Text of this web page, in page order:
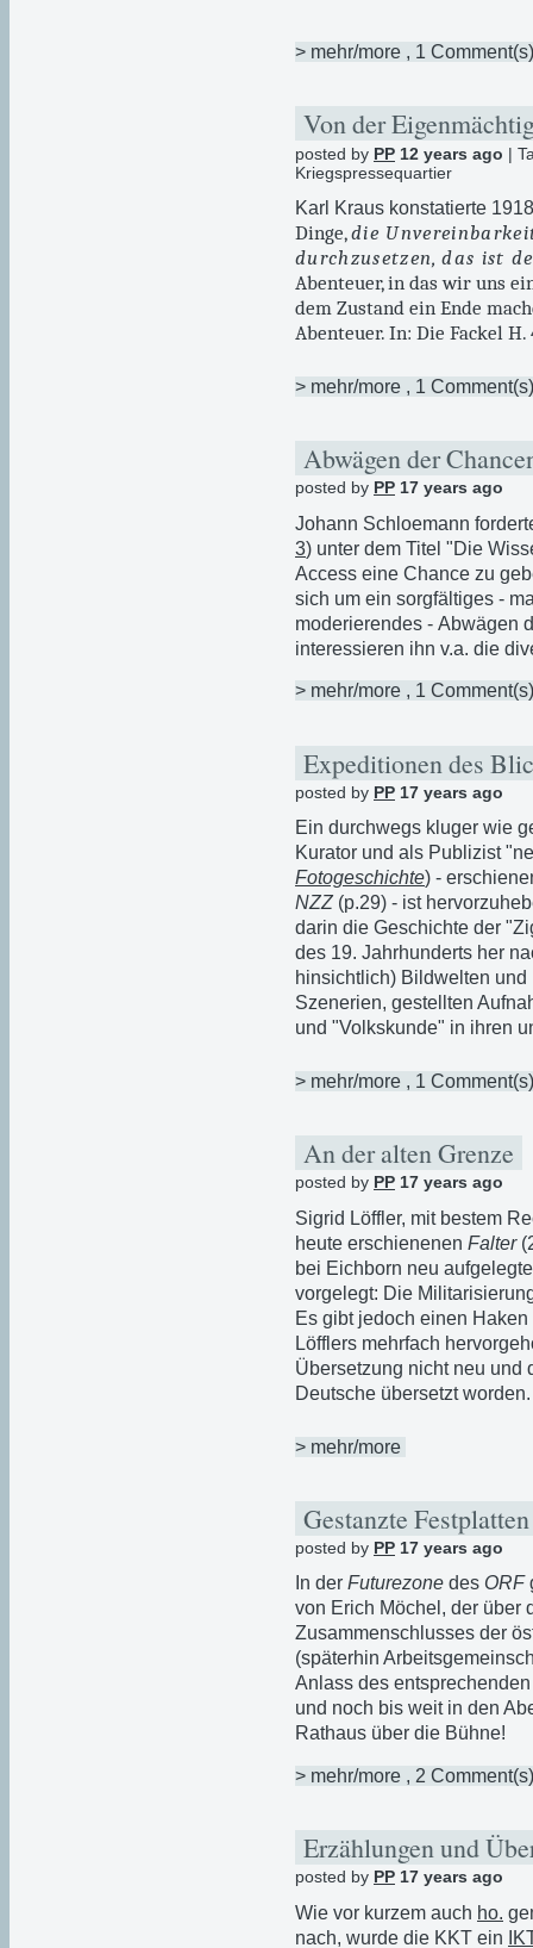
> mehr/more , 1 Comment(s)
Von der
posted by PP 12 years ago |
Kriegspressequartier
Karl Kraus konstatierte
Dinge,die
durchzusetzen,das ist
Abenteuer, in das wir uns
dem Zustand ein Ende
Abenteuer. In: Die Fackel H.
> mehr/more , 1 Comment(s)
Abwägen der
posted by PP 17 years ago
Johann Schloemann
3) unter dem Titel "Die
Access eine Chance zu
sich um ein sorgfältiges -
moderierendes - Abwägen
interessieren ihn v.a. die
> mehr/more , 1 Comment(s)
Expeditionen des
posted by PP 17 years ago
Ein durchwegs kluger wie
Kurator und als Publizist
Fotogeschichte) -
NZZ (p.29) - ist
darin die Geschichte der
des 19. Jahrhunderts her
hinsichtlich) Bildwelten
Szenerien, gestellten
und "Volkskunde" in ihren
> mehr/more , 1 Comment(s)
An der alten Grenze
posted by PP 17 years ago
Sigrid Löffler, mit bestem
heute erschienenen Falter
bei Eichborn neu
vorgelegt: Die
Es gibt jedoch einen
Löfflers mehrfach
Übersetzung nicht neu und
Deutsche übersetzt
> mehr/more
Gestanzte
posted by PP 17 years ago
In der Futurezone des ORF
von Erich Möchel, der über
Zusammenschlusses der
(späterhin
Anlass des
und noch bis weit in den
Rathaus über die Bühne!
> mehr/more , 2 Comment(s)
Erzählungen und
posted by PP 17 years ago
Wie vor kurzem auch ho.
nach, wurde die KKT ein